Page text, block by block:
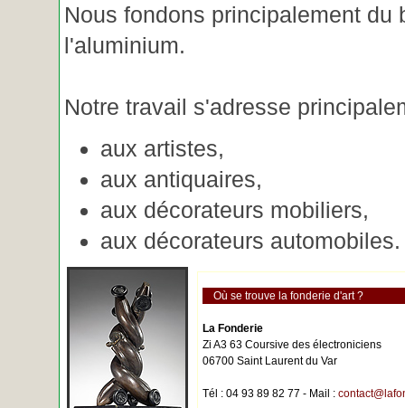
Nous fondons principalement
l'aluminium.
Notre travail s'adresse
aux artistes,
aux antiquaires,
aux décorateurs mobiliers,
aux décorateurs automobiles.
Où se trouve la fonderie d'art ?
La Fonderie
Zi A3 63 Coursive des électroniciens
06700 Saint Laurent du Var
Tél : 04 93 89 82 77 - Mail :